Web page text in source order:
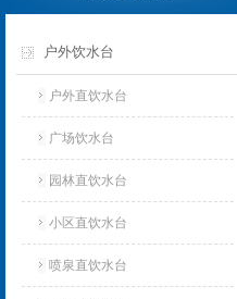
户外饮水台
户外直饮水台
广场饮水台
园林直饮水台
小区直饮水台
喷泉直饮水台